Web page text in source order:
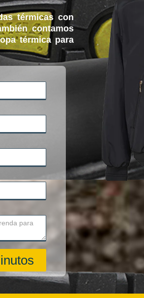
térmicas con
contamos
térmica para